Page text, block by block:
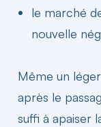
le marché
nouvelle
Même un
après le
suffi à apaiser